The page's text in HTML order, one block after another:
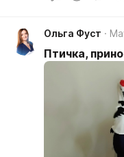
Ольга Фуст
Птичка,